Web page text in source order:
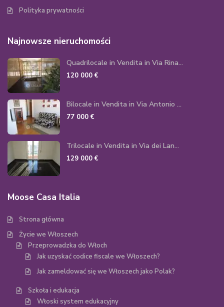
Polityka prywatności
Najnowsze nieruchomości
Quadrilocale in Vendita in Via Rina...
120 000 €
Bilocale in Vendita in Via Antonio ...
77 000 €
Trilocale in Vendita in Via dei Lan...
129 000 €
Moose Casa Italia
Strona główna
Życie we Włoszech
Przeprowadzka do Włoch
Jak uzyskać codice fiscale we Włoszech?
Jak zameldować się we Włoszech jako Polak?
Szkoła i edukacja
Włoski system edukacyjny